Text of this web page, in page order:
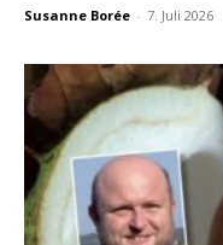
Susanne Borée - 7. Juli 2026